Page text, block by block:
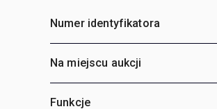
Numer identyfikatora
Na miejscu aukcji
Funkcje